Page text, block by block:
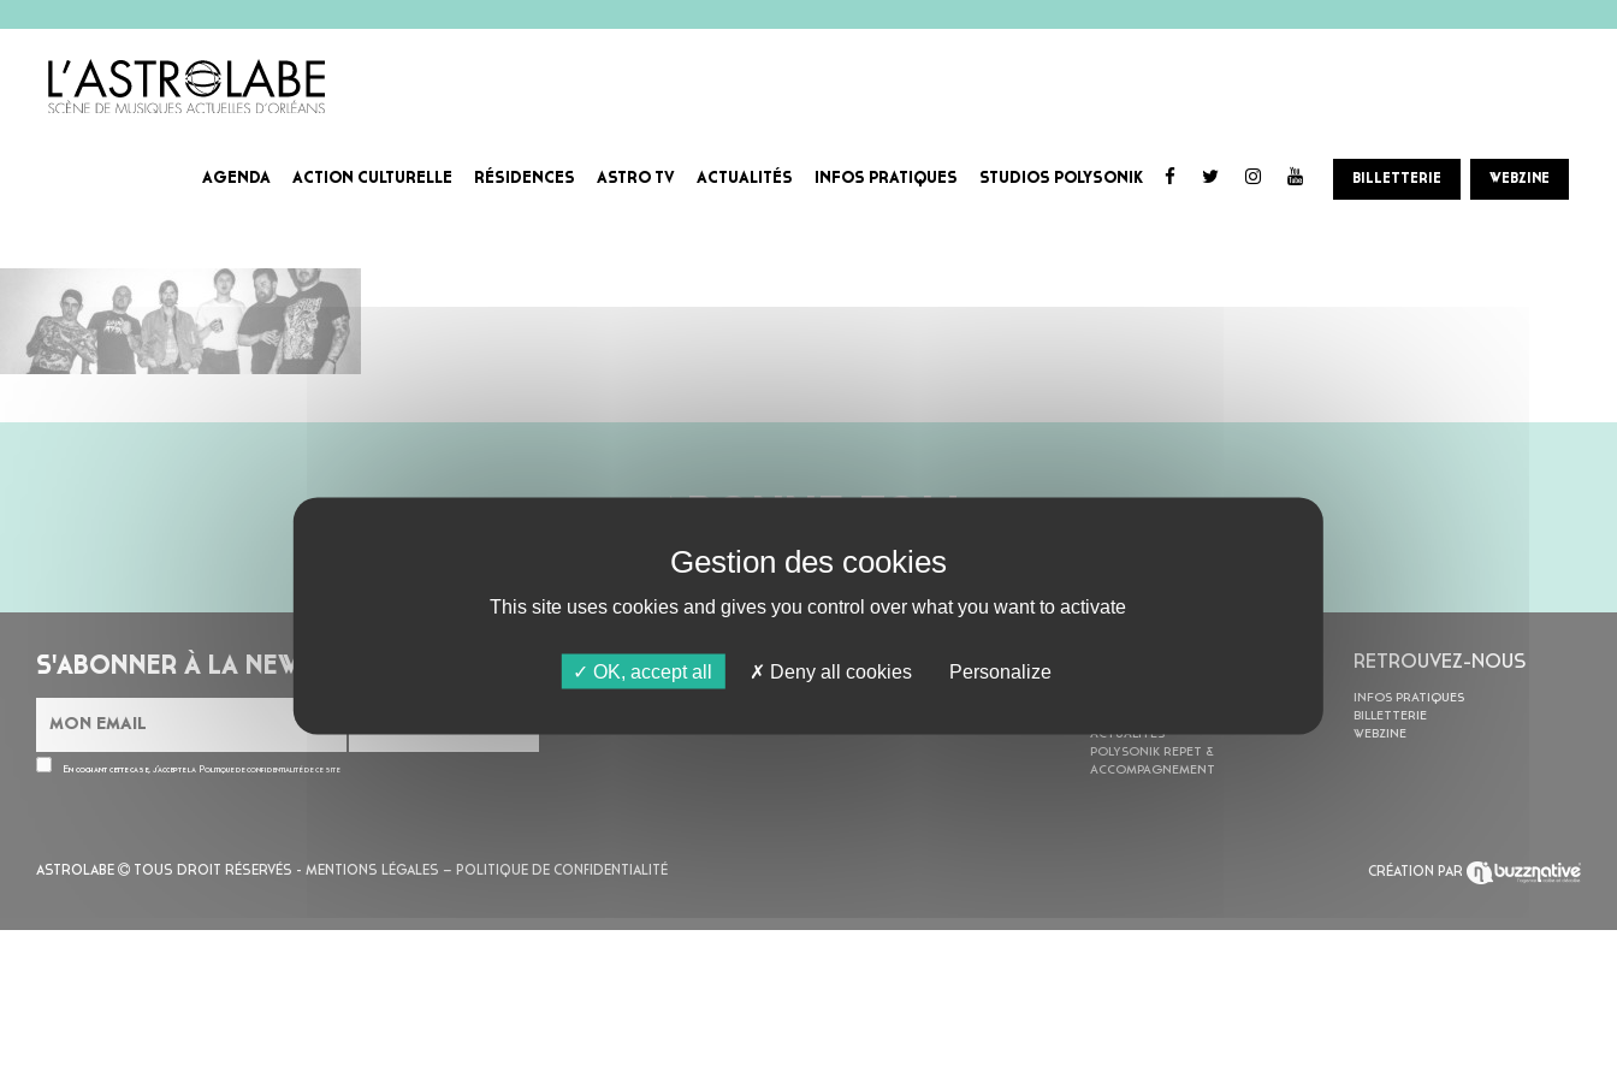
AGENDA ACTION CULTURELLE RÉSIDENCES ASTRO TV ACTUALITÉS INFOS PRATIQUES STUDIOS POLYSONIK BILLETTERIE WEBZINE
S'ABONNER À LA NEWSLETTER
En cochant cette case, j’accepte la Politique de confidentialitéde ce site
AU PROGRAMME
ACTUALITÉS
POLYSONIK REPET &
ACCOMPAGNEMENT
RETROUVEZ-NOUS
INFOS PRATIQUES
BILLETTERIE
WEBZINE
ASTROLABE TOUS DROIT RÉSERVÉS - MENTIONS LÉGALES – POLITIQUE DE CONFIDENTIALITÉ CRÉATION PAR
This site uses cookies and gives you control over what you want to activate
OK, accept all Deny all cookies Personalize